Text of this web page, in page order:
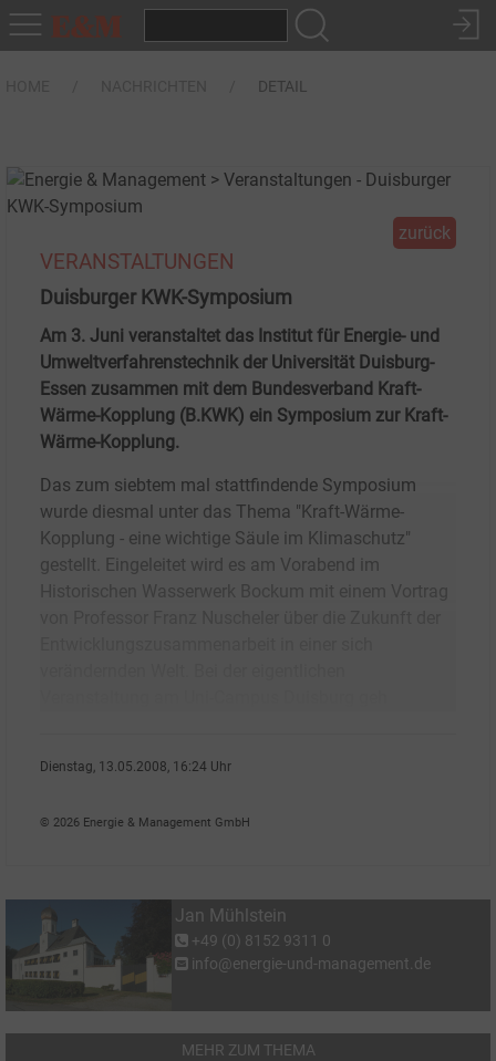
DETAIL
zurück
VERANSTALTUNGEN
Duisburger KWK-Symposium
Am 3. Juni veranstaltet das Institut für Energie- und
Umweltverfahrenstechnik der Universität Duisburg-
Essen zusammen mit dem Bundesverband Kraft-
Wärme-Kopplung (B.KWK) ein Symposium zur Kraft-
Wärme-Kopplung.
Das zum siebtem mal stattfindende Symposium
wurde diesmal unter das Thema "Kraft-Wärme-
Kopplung - eine wichtige Säule im Klimaschutz"
gestellt. Eingeleitet wird es am Vorabend im
Historischen Wasserwerk Bockum mit einem Vortrag
Dienstag, 13.05.2008, 16:24 Uhr
© 2026 Energie & Management GmbH
Jan Mühlstein
+49 (0) 8152 9311 0
info@energie-und-management.de
MEHR ZUM THEMA